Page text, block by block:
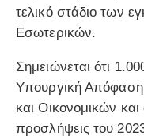
τελικό στάδιο των
Εσωτερικών.
Σημειώνεται ότι
Υπουργική
και Οικονομικών
προσλήψεις του